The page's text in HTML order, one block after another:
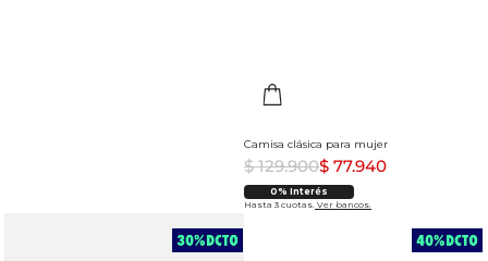
Camisa clásica para mujer
$ 129.900$ 77.940
0% Interés
Hasta 3 cuotas. Ver bancos.